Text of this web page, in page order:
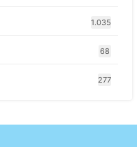
1.035
68
277